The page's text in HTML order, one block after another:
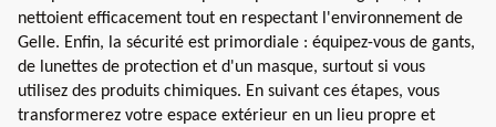
nettoient efficacement tout en respectant l'environnement de
Gelle. Enfin, la sécurité est primordiale : équipez-vous de gants,
de lunettes de protection et d'un masque, surtout si vous
utilisez des produits chimiques. En suivant ces étapes, vous
transformerez votre espace extérieur en un lieu propre et